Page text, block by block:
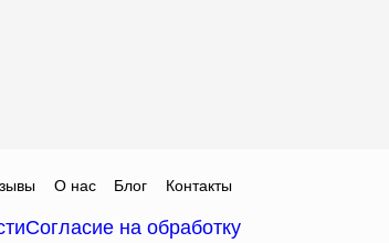
О нас Блог Контакты
Согласие на обработку